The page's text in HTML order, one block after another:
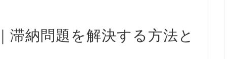
滞納問題を解決する方法と